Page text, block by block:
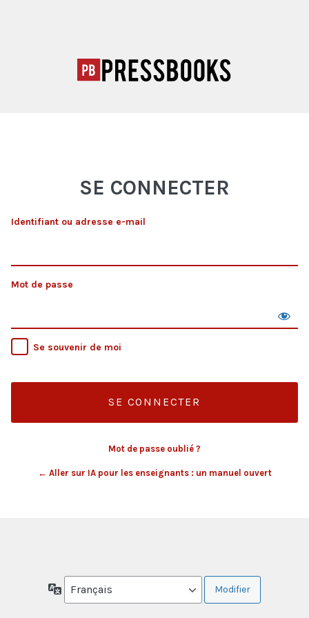
SE CONNECTER
Identifiant ou adresse e-mail
Mot de passe
Se souvenir de moi
Mot de passe oublié ?
← Aller sur IA pour les enseignants : un manuel ouvert
Langue